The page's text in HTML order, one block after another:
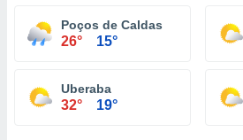
Poços de Caldas
26° 15°
Uberaba
32° 19°